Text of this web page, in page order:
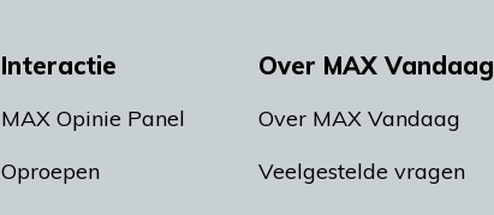
Interactie
MAX Opinie Panel
Oproepen
Over MAX Vandaag
Over MAX Vandaag
Veelgestelde vragen